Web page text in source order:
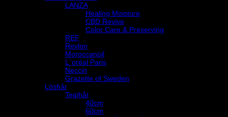
LANZA
Healing Moisture
CBD Revive
Color Care & Preserving
REF
Revlon
Moroccanoil
L´oréal Paris
Neccin
Grazette of Sweden
Löshår
Tejphår
40cm
60cm